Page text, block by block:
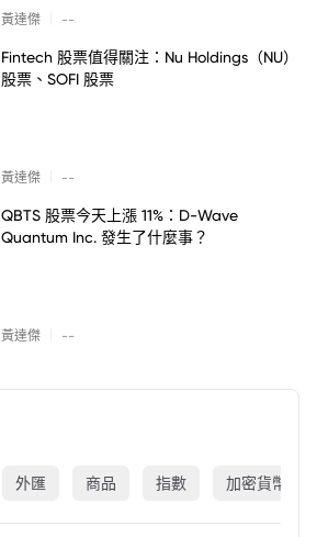
黃達傑 --
Fintech 股票值得關注：Nu Holdings（NU）
股票、SOFI 股票
黃達傑 --
QBTS 股票今天上漲 11%：D-Wave
Quantum Inc. 發生了什麼事？
黃達傑 --
外匯 商品 指數 加密貨幣